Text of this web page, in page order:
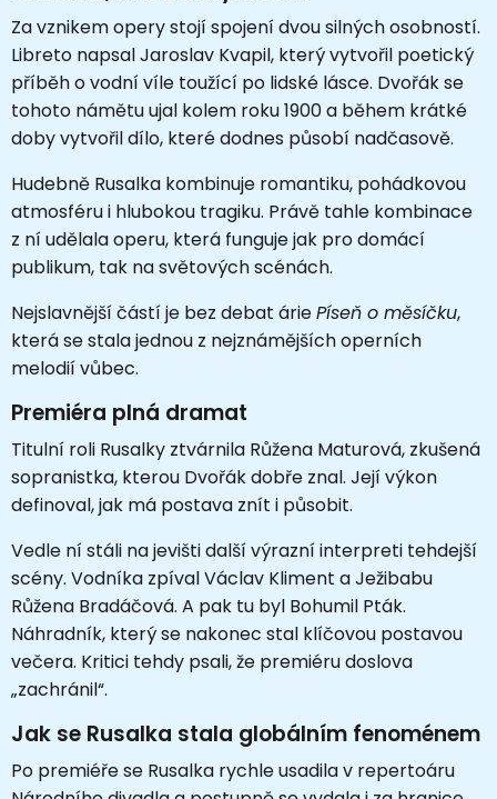
Za vznikem opery stojí spojení dvou silných osobností.
Libreto napsalJaroslav Kvapil, který vytvořil poetický
příběh o vodní víle toužící po lidské lásce. Dvořák se
tohoto námětu ujal kolem roku 1900 a během krátké
doby vytvořil dílo, které dodnes působí nadčasově.
Hudebně Rusalka kombinuje romantiku, pohádkovou
atmosféru i hlubokou tragiku. Právě tahle kombinace
z ní udělala operu, která funguje jak pro domácí
publikum, tak na světových scénách.
Nejslavnější částí je bez debat áriePíseň o měsíčku,
která se stala jednou z nejznámějších operních
melodií vůbec.
Premiéra plná dramat
Titulní roli Rusalky ztvárnila Růžena Maturová, zkušená
sopranistka, kterou Dvořák dobře znal. Její výkon
definoval, jak má postava znít i působit.
Vedle ní stáli na jevišti další výrazní interpreti tehdejší
scény. Vodníka zpívalVáclav Kliment a Ježibabu
Růžena Bradáčová. A pak tu byl Bohumil Pták.
Náhradník, který se nakonec stal klíčovou postavou
večera. Kritici tehdy psali, že premiéru doslova
„zachránil“.
Jak se Rusalka stala globálním fenoménem
Po premiéře se Rusalka rychle usadila v repertoáru